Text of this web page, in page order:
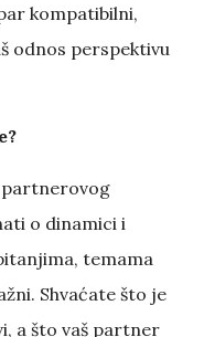
kompatibilni,
odnos perspektivu
partnerovog
o dinamici i
temama
Shvaćate što je
a što vaš partner